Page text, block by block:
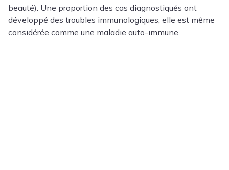
beauté). Une proportion des cas diagnostiqués ont
développé des troubles immunologiques; elle est même
considérée comme une maladie auto-immune.